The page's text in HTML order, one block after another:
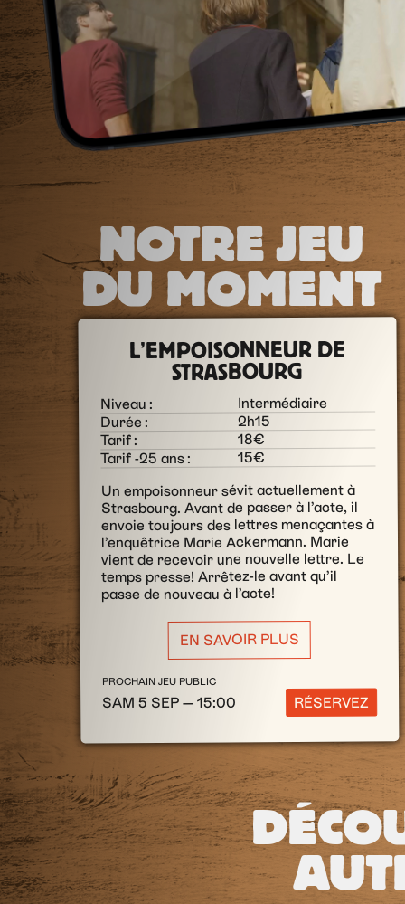
NOTRE JEU
DU MOMENT
L’EMPOISONNEUR DE
STRASBOURG
Niveau : Intermédiaire
Durée : 2h15
Tarif : 18€
Tarif -25 ans : 15€
Un empoisonneur sévit actuellement à
Strasbourg. Avant de passer à l’acte, il
envoie toujours des lettres menaçantes à
l’enquêtrice Marie Ackermann. Marie
vient de recevoir une nouvelle lettre. Le
temps presse! Arrêtez-le avant qu’il
passe de nouveau à l’acte!
EN SAVOIR PLUS
PROCHAIN JEU PUBLIC
SAM 5 SEP — 15:00 RÉSERVEZ